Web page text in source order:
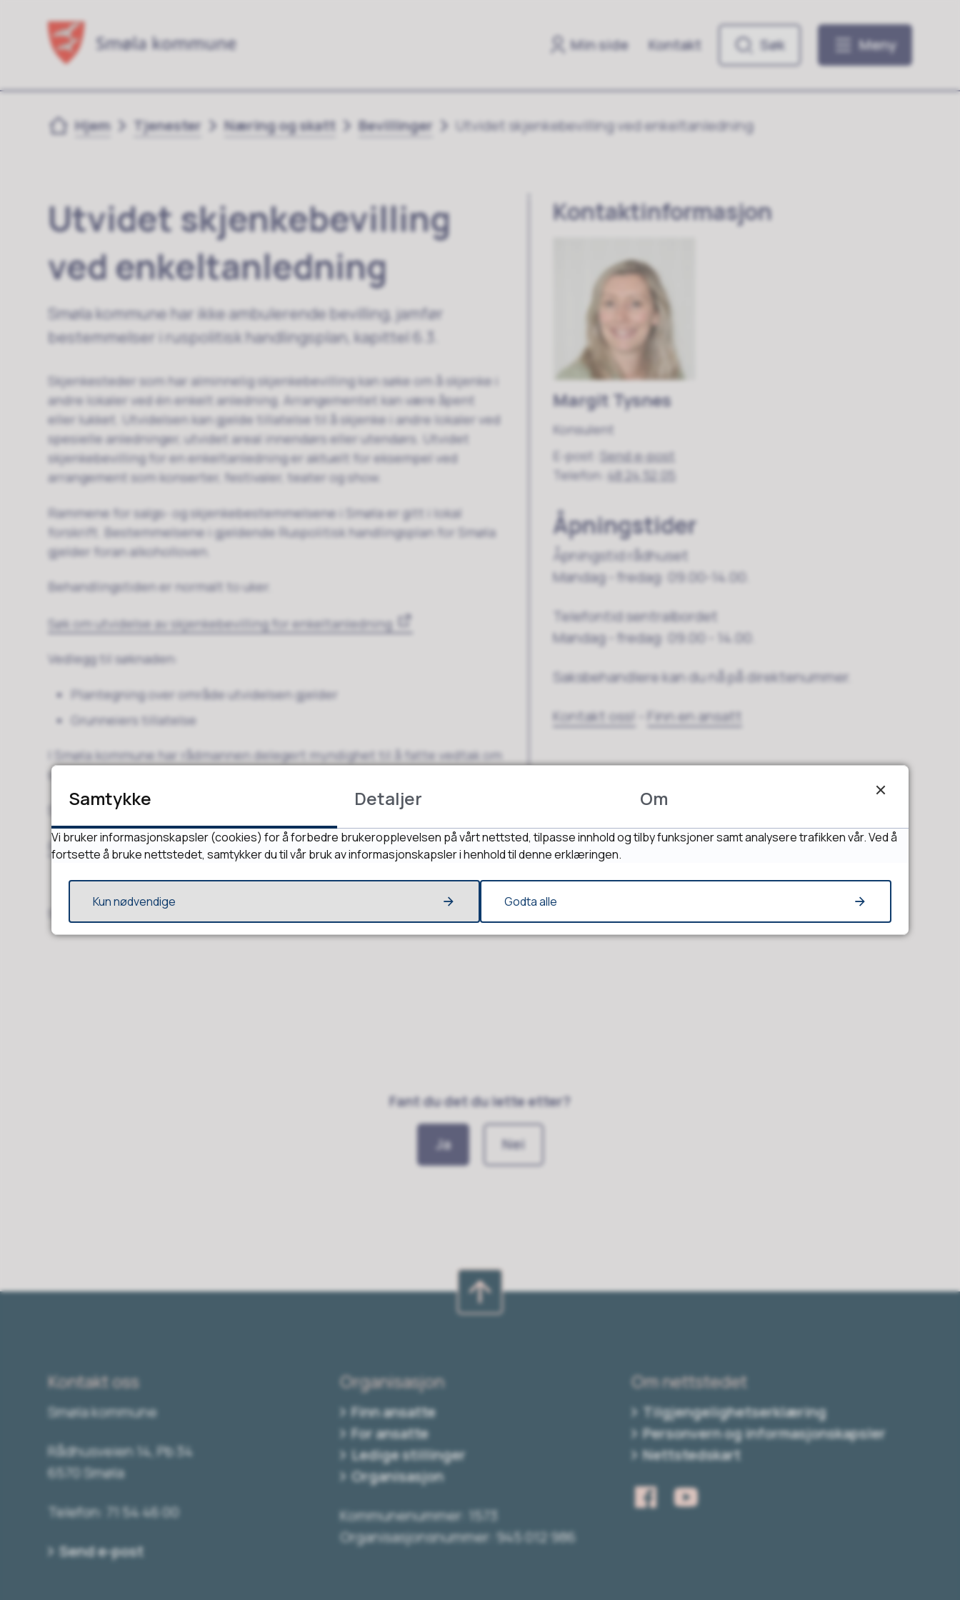
Min side Kontakt Søk Meny
Du er her:
Hjem Tjenester Næring og skatt Bevillinger Utvidet skjenkebevilling ved enkeltanledning
Utvidet skjenkebevilling
ved enkeltanledning
Smøla kommune har ikke ambulerende bevilling, jamfør
bestemmelser i ruspolitisk handlingsplan, kapittel 6.3.
Skjenkesteder som har alminnelig skjenkebevilling kan søke om å skjenke i
andre lokaler ved én enkelt anledning. Arrangementet kan være åpent
eller lukket. Utvidelsen kan gjelde tillatelse til å skjenke i andre lokaler ved
spesielle anledninger, utvidet areal innendørs eller utendørs. Utvidet
skjenkebevilling for en enkeltanledning er aktuelt for eksempel ved
arrangement som konserter, festivaler, teater og show.
Rammene for salgs- og skjenkebestemmelsene i Smøla er gitt i lokal
forskrift. Bestemmelsene i gjeldende Ruspolitisk handlingsplan for Smøla
gjelder foran alkoholloven.
Behandlingstiden er normalt to uker.
Søk om utvidelse av skjenkebevilling for enkeltanledning
Vedlegg til søknaden:
Plantegning over område utvidelsen gjelder
Grunneiers tillatelse
I Smøla kommune har rådmannen delegert myndighet til å fatte vedtak om
skjenkebevilling for én enkelt anledning.
Skjenkestedets ordinære vilkår gjelder for øvrig også ved utvidet bevilling.
Ruspolitisk handlingsplan i Smøla kommune
14.08.2025 13:47
Kontaktinformasjon
Margit Tysnes
Konsulent
E-post
Send e-post
Telefon 48 24 52 05
Åpningstider
Åpningstid rådhuset
Mandag - fredag: 09.00-14.00.
Telefontid sentralbordet
Mandag - fredag: 09.00 - 14.00.
Saksbehandlere kan du nå på direktenummer.
Kontakt oss! Finn en ansatt
Fant du det du lette etter?
Ja Nei
Kontakt oss
Smøla kommune
Rådhusveien 14, Pb 34
6570 Smøla
Telefon: 71 54 46 00
Send e-post
Organisasjon
Finn ansatte
For ansatte
Ledige stillinger
Organisasjon
Kommunenummer: 1573
Organisasjonsnummer: 945 012 986
Om nettstedet
Tilgjengelighetserklæring
Personvern og informasjonskapsler
Nettstedskart
Samtykke Detaljer Om
Vi bruker informasjonskapsler (cookies) for å forbedre brukeropplevelsen på vårt nettsted, tilpasse innhold og tilby funksjoner samt analysere trafikken vår. Ved å
fortsette å bruke nettstedet, samtykker du til vår bruk av informasjonskapsler i henhold til denne erklæringen.
Kun nødvendige Godta alle